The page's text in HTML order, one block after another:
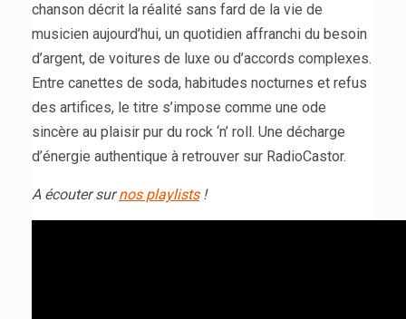
chanson décrit la réalité sans fard de la vie de
musicien aujourd’hui, un quotidien affranchi du besoin
d’argent, de voitures de luxe ou d’accords complexes.
Entre canettes de soda, habitudes nocturnes et refus
des artifices, le titre s’impose comme une ode
sincère au plaisir pur du rock ‘n’ roll. Une décharge
d’énergie authentique à retrouver sur RadioCastor.
A écouter surnos playlists!